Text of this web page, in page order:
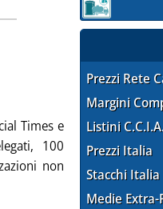
Times e
100
non
1° SIR JOHN'
Sezione:
Prezzi Rete
Margini
Listini
Prezzi Italia
Stacchi Italia
Medie Extra-